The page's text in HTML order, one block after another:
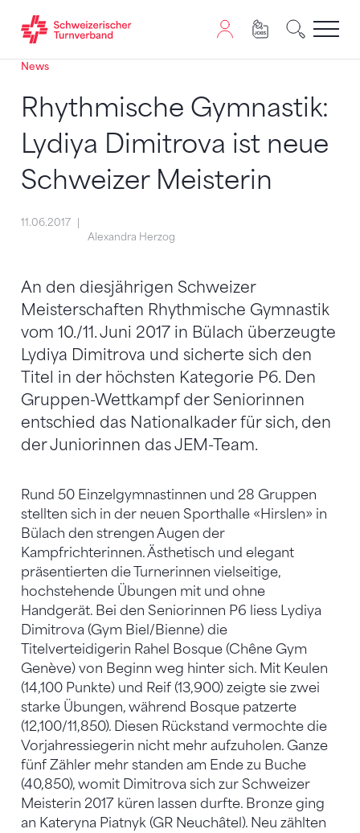
Zum Inhalt springen
Zur Sitemap navigieren
Zum Navigieren dieser Seite wird JavaScript benötigt.
News
Rhythmische Gymnastik:
Lydiya Dimitrova ist neue
Schweizer Meisterin
11.06.2017
Alexandra Herzog
An den diesjährigen Schweizer
Meisterschaften Rhythmische Gymnastik
vom 10./11. Juni 2017 in Bülach überzeugte
Lydiya Dimitrova und sicherte sich den
Titel in der höchsten Kategorie P6. Den
Gruppen-Wettkampf der Seniorinnen
entschied das Nationalkader für sich, den
der Juniorinnen das JEM-Team.
Rund 50 Einzelgymnastinnen und 28 Gruppen
stellten sich in der neuen Sporthalle «Hirslen» in
Bülach den strengen Augen der
Kampfrichterinnen. Ästhetisch und elegant
präsentierten die Turnerinnen vielseitige,
hochstehende Übungen mit und ohne
Handgerät. Bei den Seniorinnen P6 liess Lydiya
Dimitrova (Gym Biel/Bienne) die
Titelverteidigerin Rahel Bosque (Chêne Gym
Genève) von Beginn weg hinter sich. Mit Keulen
(14,100 Punkte) und Reif (13,900) zeigte sie zwei
starke Übungen, während Bosque patzerte
(12,100/11,850). Diesen Rückstand vermochte die
Vorjahressiegerin nicht mehr aufzuholen. Ganze
fünf Zähler mehr standen am Ende zu Buche
(40,850), womit Dimitrova sich zur Schweizer
Meisterin 2017 küren lassen durfte. Bronze ging
an Kateryna Piatnyk (GR Neuchâtel). Neu zählten